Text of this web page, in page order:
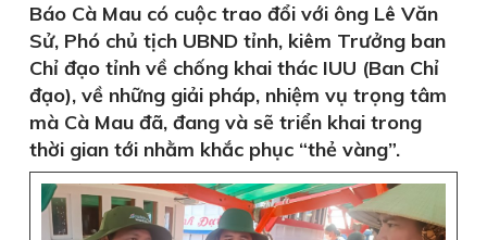
Báo Cà Mau có cuộc trao đổi với ông Lê Văn
Sử, Phó chủ tịch UBND tỉnh, kiêm Trưởng ban
Chỉ đạo tỉnh về chống khai thác IUU (Ban Chỉ
đạo), về những giải pháp, nhiệm vụ trọng tâm
mà Cà Mau đã, đang và sẽ triển khai trong
thời gian tới nhằm khắc phục “thẻ vàng”.